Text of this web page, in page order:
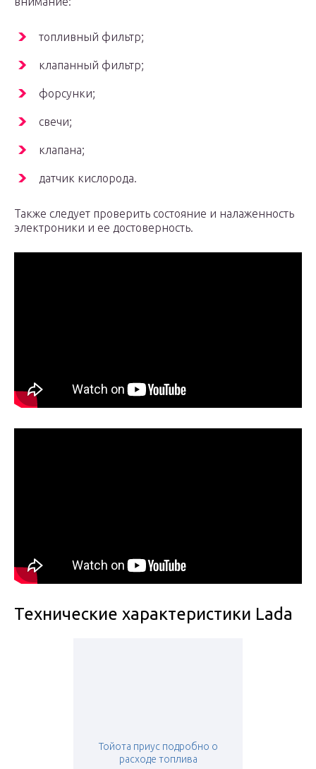
топливный фильтр;
клапанный фильтр;
форсунки;
свечи;
клапана;
датчик кислорода.
Также следует проверить состояние и налаженность
электроники и ее достоверность.
Технические характеристики Lada
Тойота приус подробно о
расходе топлива